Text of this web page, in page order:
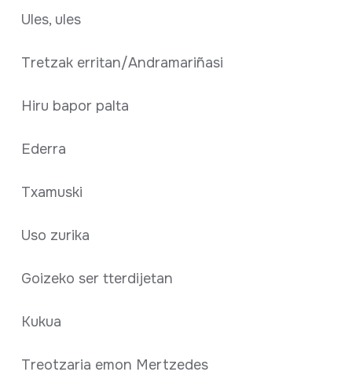
Ules, ules
Tretzak erritan/Andramariñasi
Hiru bapor palta
Ederra
Txamuski
Uso zurika
Goizeko ser tterdijetan
Kukua
Treotzaria emon Mertzedes